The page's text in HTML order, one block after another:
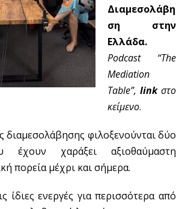
Διαμεσολάβη
ση στην
Ελλάδα.
Podcast “The
Mediation
Table”, linkστο
κείμενο.
διαμεσολάβησης φιλοξενούνται δύο
έχουν χαράξει αξιοθαύμαστη
πορεία μέχρι και σήμερα.
ίδιες ενεργές για περισσότερα από